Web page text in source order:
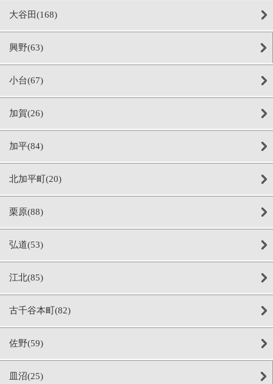
大谷田(168)
興野(63)
小台(67)
加賀(26)
加平(84)
北加平町(20)
栗原(88)
弘道(53)
江北(85)
古千谷本町(82)
佐野(59)
皿沼(25)